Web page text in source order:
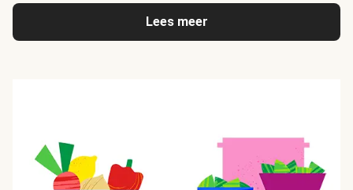
Lees meer